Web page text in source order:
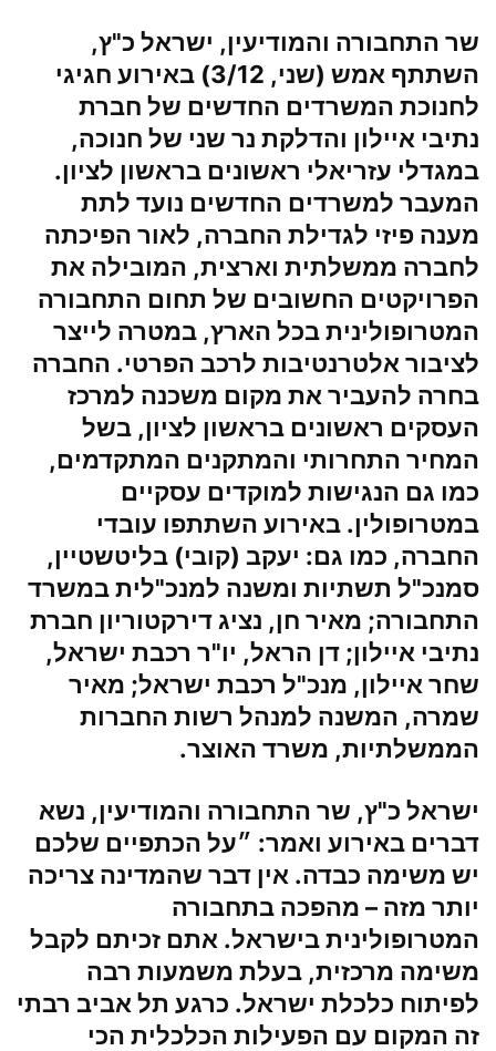
שר התחבורה והמודיעין, ישראל כ"ץ,
השתתף אמש (שני, 3/12) באירוע חגיגי
לחנוכת המשרדים החדשים של חברת
נתיבי איילון והדלקת נר שני של חנוכה,
במגדלי עזריאלי ראשונים בראשון לציון.
המעבר למשרדים החדשים נועד לתת
מענה פיזי לגדילת החברה, לאור הפיכתה
לחברה ממשלתית וארצית, המובילה את
הפרויקטים החשובים של תחום התחבורה
המטרופולינית בכל הארץ, במטרה לייצר
לציבור אלטרנטיבות לרכב הפרטי. החברה
בחרה להעביר את מקום משכנה למרכז
העסקים ראשונים בראשון לציון, בשל
המחיר התחרותי והמתקנים המתקדמים,
כמו גם הנגישות למוקדים עסקיים
במטרופולין. באירוע השתתפו עובדי
החברה, כמו גם: יעקב (קובי) בליטשטיין,
סמנכ"ל תשתיות ומשנה למנכ"לית במשרד
התחבורה; מאיר חן, נציג דירקטוריון חברת
נתיבי איילון; דן הראל, יו"ר רכבת ישראל,
שחר איילון, מנכ"ל רכבת ישראל; מאיר
שמרה, המשנה למנהל רשות החברות
הממשלתיות, משרד האוצר.
ישראל כ"ץ, שר התחבורה והמודיעין, נשא
דברים באירוע ואמר: ״על הכתפיים שלכם
יש משימה כבדה. אין דבר שהמדינה צריכה
יותר מזה – מהפכה בתחבורה
המטרופולינית בישראל. אתם זכיתם לקבל
משימה מרכזית, בעלת משמעות רבה
לפיתוח כלכלת ישראל. כרגע תל אביב רבתי
זה המקום עם הפעילות הכלכלית הכי